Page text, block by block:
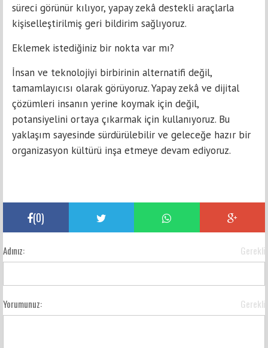
süreci görünür kılıyor, yapay zekâ destekli araçlarla
kişiselleştirilmiş geri bildirim sağlıyoruz.
Eklemek istediğiniz bir nokta var mı?
İnsan ve teknolojiyi birbirinin alternatifi değil,
tamamlayıcısı olarak görüyoruz. Yapay zekâ ve dijital
çözümleri insanın yerine koymak için değil,
potansiyelini ortaya çıkarmak için kullanıyoruz. Bu
yaklaşım sayesinde sürdürülebilir ve geleceğe hazır bir
organizasyon kültürü inşa etmeye devam ediyoruz.
(0)
Adınız: Gerekli
Yorumunuz: Gerekli